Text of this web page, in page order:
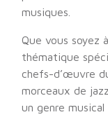
musiques.
Que vous soyez
thématique
chefs-d’œuvre
morceaux de
un genre